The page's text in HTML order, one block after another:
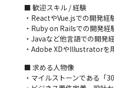
プロジェクト管理：GitHub
ドキュメント共有：Kibela（
コミュニケーションツール
＜プロダクトについて＞
「ヒュープロ」は、士業
求人選定から内定承諾まで
忙しくて転職できない方や
目をつぶっていても適切な
■ 歓迎スキル / 経験
・ReactやVue.jsでの開発経
・Ruby on Railsでの開発経
・Javaなど他言語での開発
・Adobe XDやIllustratorを
■ 求める人物像
・マイルストーンである「